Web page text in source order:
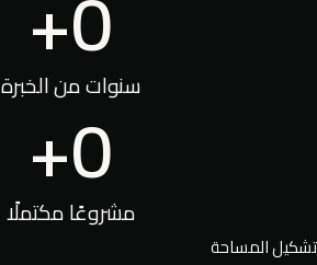
سنوات من الخبرة
مشروعًا مكتملًا
0
+
تشكيل المساحة